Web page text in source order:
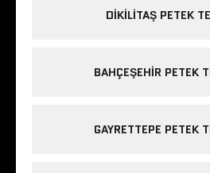
DIKILITAŞ PETEK
BAHÇEŞEHIR PETEK
GAYRETTEPE PETEK